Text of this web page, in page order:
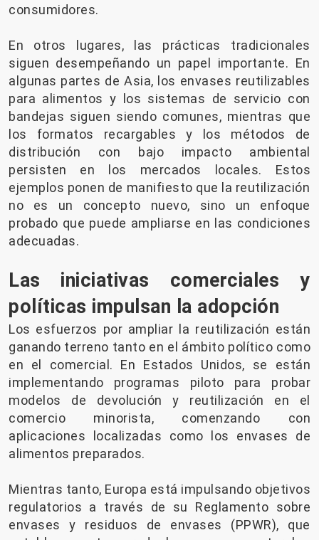
consumidores.
En otros lugares, las prácticas tradicionales
siguen desempeñando un papel importante. En
algunas partes de Asia, los envases reutilizables
para alimentos y los sistemas de servicio con
bandejas siguen siendo comunes, mientras que
los formatos recargables y los métodos de
distribución con bajo impacto ambiental
persisten en los mercados locales. Estos
ejemplos ponen de manifiesto que la reutilización
no es un concepto nuevo, sino un enfoque
probado que puede ampliarse en las condiciones
adecuadas.
Las iniciativas comerciales y
políticas impulsan la adopción
Los esfuerzos por ampliar la reutilización están
ganando terreno tanto en el ámbito político como
en el comercial. En Estados Unidos, se están
implementando programas piloto para probar
modelos de devolución y reutilización en el
comercio minorista, comenzando con
aplicaciones localizadas como los envases de
alimentos preparados.
Mientras tanto, Europa está impulsando objetivos
regulatorios a través de su Reglamento sobre
envases y residuos de envases (PPWR), que